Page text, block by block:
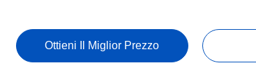
Ottieni Il Miglior Prezzo